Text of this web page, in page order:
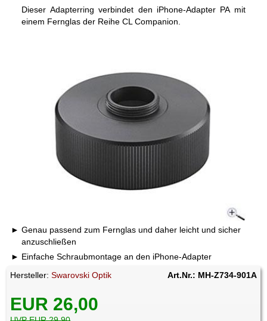
Dieser Adapterring verbindet den iPhone-Adapter PA mit
einem Fernglas der Reihe CL Companion.
Genau passend zum Fernglas und daher leicht und sicher
anzuschließen
Einfache Schraubmontage an den iPhone-Adapter
Hersteller:Swarovski Optik Art.Nr.: MH-Z734-901A
EUR 26,00